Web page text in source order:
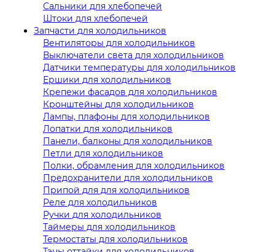
Сальники для хлебопечей
Штоки для хлебопечей
Запчасти для холодильников
Вентиляторы для холодильников
Выключатели света для холодильников
Датчики температуры для холодильников
Ершики для холодильников
Крепежи фасадов для холодильников
Кронштейны для холодильников
Лампы, плафоны для холодильников
Лопатки для холодильников
Панели, балконы для холодильников
Петли для холодильников
Полки, обрамления для холодильников
Предохранители для холодильников
Припой для для холодильников
Реле для холодильников
Ручки для холодильников
Таймеры для холодильников
Термостаты для холодильников